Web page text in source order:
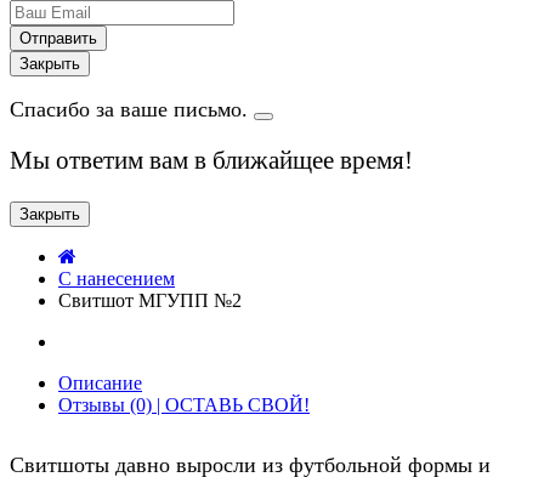
Закрыть
Спасибо за ваше письмо.
Мы ответим вам в ближайщее время!
Закрыть
C нанесением
Свитшот МГУПП №2
Описание
Отзывы (0) | ОСТАВЬ СВОЙ!
Свитшоты давно выросли из футбольной формы и